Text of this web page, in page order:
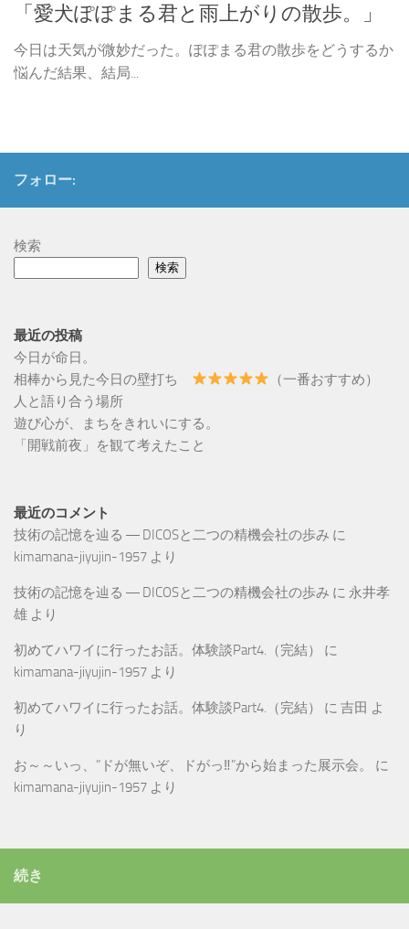
「愛犬ぽぽまる君と雨上がりの散歩。」
今日は天気が微妙だった。ぽぽまる君の散歩をどうするか
悩んだ結果、結局...
フォロー:
検索
検索
最近の投稿
今日が命日。
相棒から見た今日の壁打ち
（一番おすすめ）
人と語り合う場所
遊び心が、まちをきれいにする。
「開戦前夜」を観て考えたこと
最近のコメント
技術の記憶を辿る ― DICOSと二つの精機会社の歩み に
kimamana-jiyujin-1957 より
技術の記憶を辿る ― DICOSと二つの精機会社の歩み に 永井孝
雄 より
初めてハワイに行ったお話。体験談Part4.（完結）
に
kimamana-jiyujin-1957 より
初めてハワイに行ったお話。体験談Part4.（完結） に 吉田 よ
り
お～～いっ、”ドが無いぞ、ドがっ‼”から始まった展示会。
に
kimamana-jiyujin-1957 より
続き